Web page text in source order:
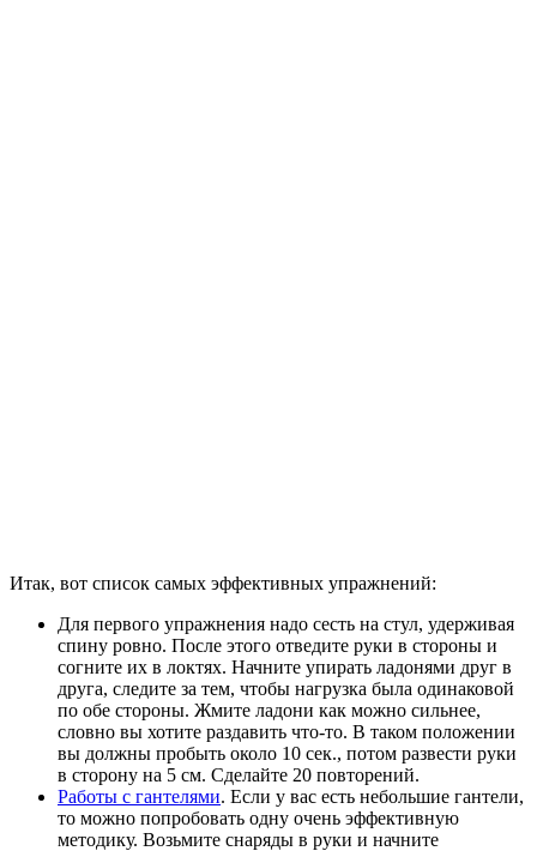
Итак, вот список самых эффективных упражнений:
Для первого упражнения надо сесть на стул, удерживая
спину ровно. После этого отведите руки в стороны и
согните их в локтях. Начните упирать ладонями друг в
друга, следите за тем, чтобы нагрузка была одинаковой
по обе стороны. Жмите ладони как можно сильнее,
словно вы хотите раздавить что-то. В таком положении
вы должны пробыть около 10 сек., потом развести руки
в сторону на 5 см. Сделайте 20 повторений.
Работы с гантелями. Если у вас есть небольшие гантели,
то можно попробовать одну очень эффективную
методику. Возьмите снаряды в руки и начните